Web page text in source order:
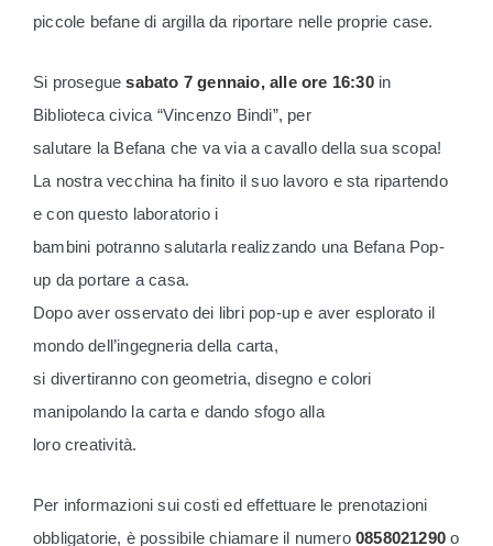
piccole befane di argilla da riportare nelle proprie case.
Si proseguesabato 7 gennaio, alle ore 16:30in
Biblioteca civica “Vincenzo Bindi”, per
salutare la Befana che va via a cavallo della sua scopa!
La nostra vecchina ha finito il suo lavoro e sta ripartendo
e con questo laboratorio i
bambini potranno salutarla realizzando una Befana Pop-
up da portare a casa.
Dopo aver osservato dei libri pop-up e aver esplorato il
mondo dell’ingegneria della carta,
si divertiranno con geometria, disegno e colori
manipolando la carta e dando sfogo alla
loro creatività.
Per informazioni sui costi ed effettuare le prenotazioni
obbligatorie, è possibile chiamare il numero 0858021290 o